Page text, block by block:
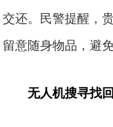
交还。民警提醒，
留意随身物品，避免
无人机搜寻找